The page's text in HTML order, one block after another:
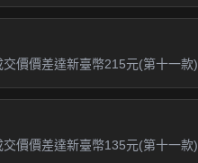
價價差達新臺幣215元(第十一款)
價價差達新臺幣135元(第十一款)